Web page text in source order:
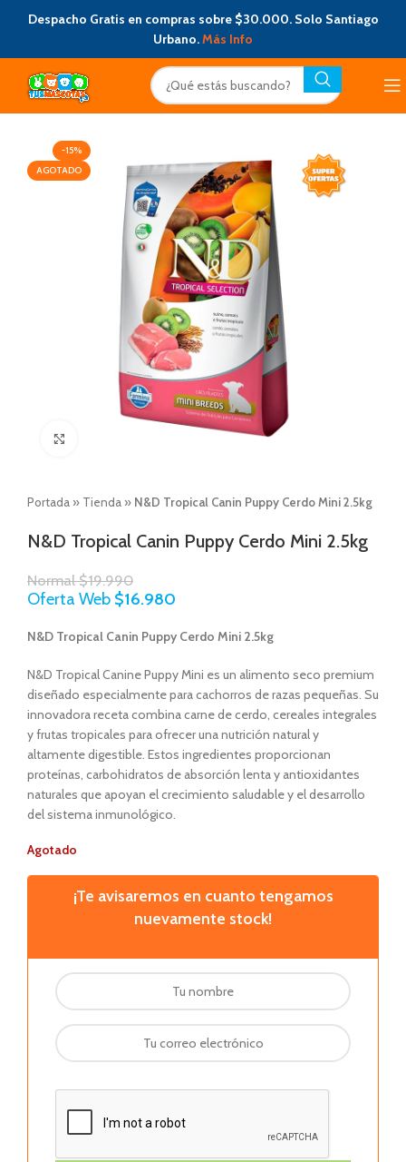
Despacho Gratis en compras sobre $30.000. Solo Santiago
Urbano.Más Info
-15%
AGOTADO
Portada » Tienda » N&D Tropical Canin Puppy Cerdo Mini 2.5kg
N&D Tropical Canin Puppy Cerdo Mini 2.5kg
Normal$19.990
Oferta Web $16.980
N&D Tropical Canin Puppy Cerdo Mini 2.5kg
N&D Tropical Canine Puppy Mini es un alimento seco premium
diseñado especialmente para cachorros de razas pequeñas. Su
innovadora receta combina carne de cerdo, cereales integrales
y frutas tropicales para ofrecer una nutrición natural y
altamente digestible. Estos ingredientes proporcionan
proteínas, carbohidratos de absorción lenta y antioxidantes
naturales que apoyan el crecimiento saludable y el desarrollo
del sistema inmunológico.
Agotado
¡Te avisaremos en cuanto tengamos
nuevamente stock!